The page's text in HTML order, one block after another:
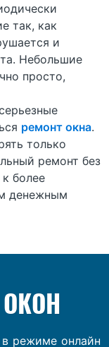
так, как
и
Небольшие
просто,
ремонт окна.
только
ремонт без
более
денежным
режиме онлайн